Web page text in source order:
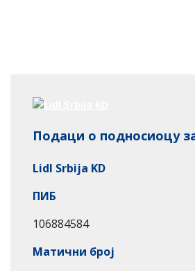
Подаци о подносиоцу
Lidl Srbija KD
ПИБ
106884584
Матични број